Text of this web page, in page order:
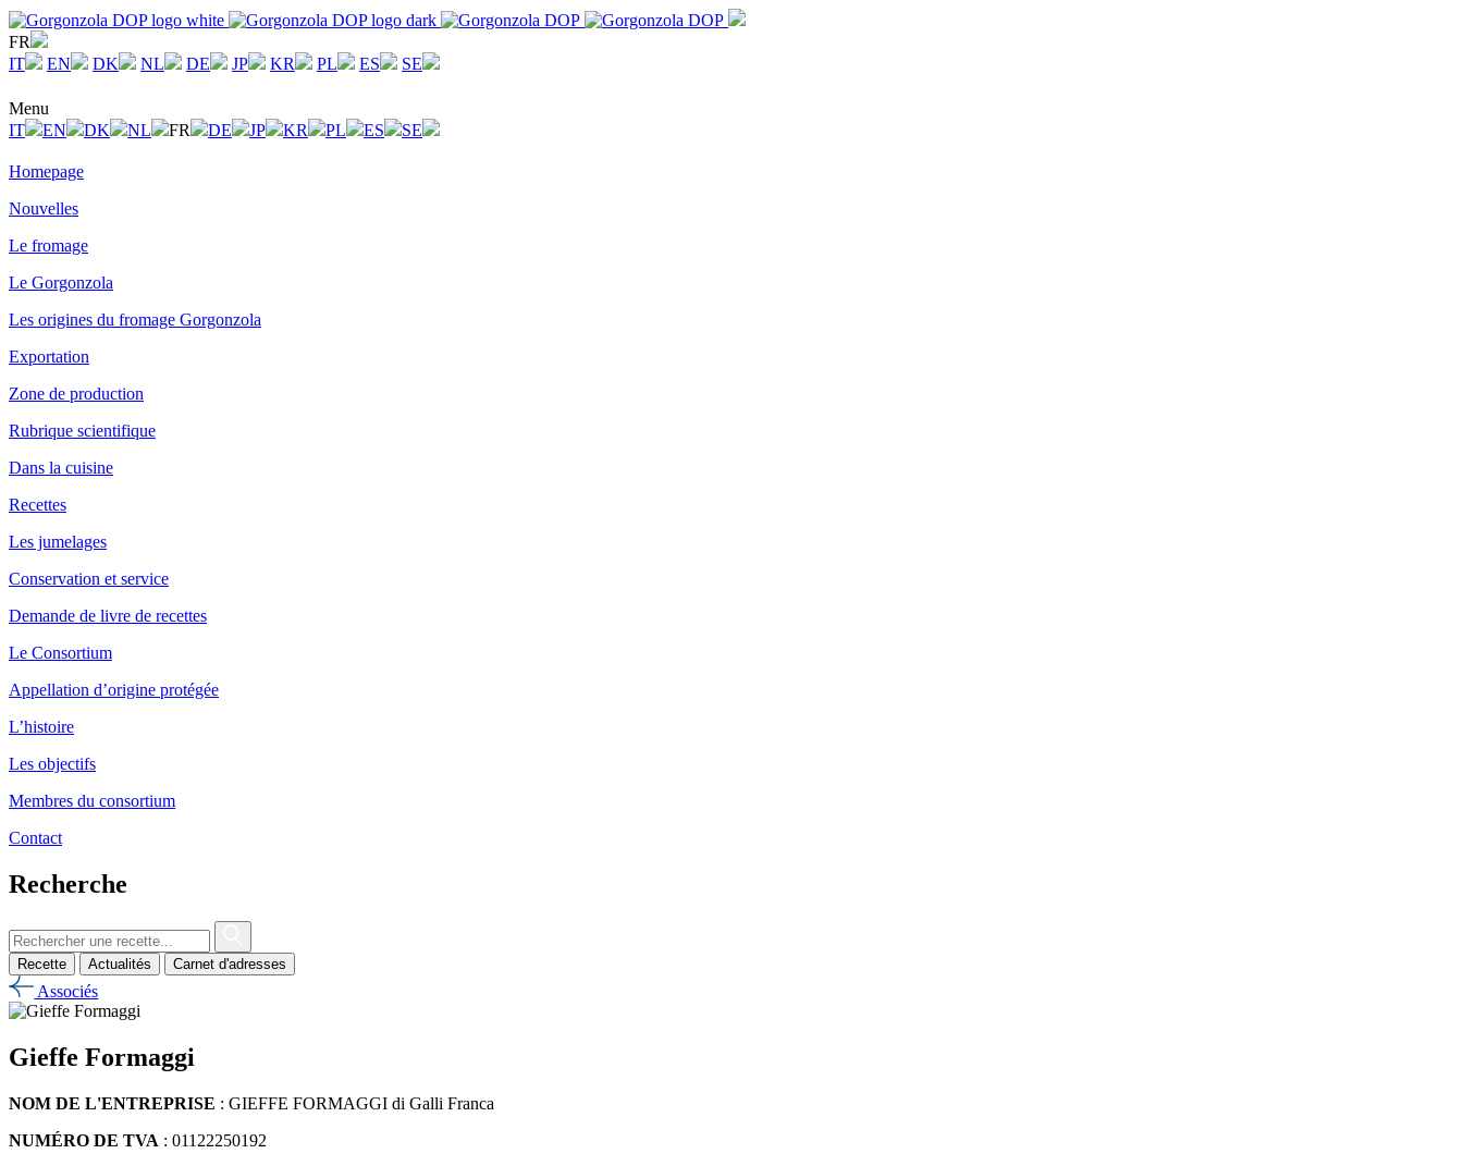
FR
IT
EN DK NL DE JP KR PL ES SE
Menu
IT
EN DK NL FR DE JP KR PL ES SE
Homepage
Nouvelles
Le fromage
Le Gorgonzola
Les origines du fromage Gorgonzola
Exportation
Zone de production
Rubrique scientifique
Dans la cuisine
Recettes
Les jumelages
Conservation et service
Demande de livre de recettes
Le Consortium
Appellation d’origine protégée
L’histoire
Les objectifs
Membres du consortium
Contact
Recherche
Recette Actualités Carnet d'adresses
Associés
Gieffe Formaggi
NOM DE L'ENTREPRISE : GIEFFE FORMAGGI di Galli Franca
NUMÉRO DE TVA : 01122250192